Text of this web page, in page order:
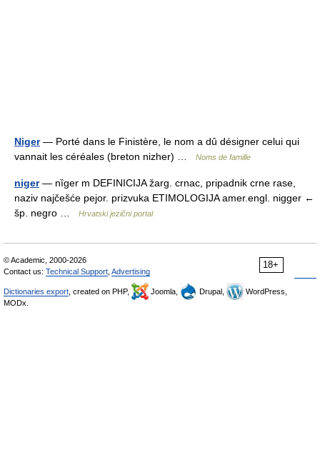
Niger— Porté dans le Finistère, le nom a dû désigner celui qui
vannait les céréales (breton nizher) …
Noms de famille
niger— nȉger m DEFINICIJA žarg. crnac, pripadnik crne rase,
naziv najčešće pejor. prizvuka ETIMOLOGIJA amer.engl. nigger ←
šp. negro …
Hrvatski jezični portal
18+
© Academic, 2000-2026
Contact us: Technical Support Advertising
Dictionaries export , created on PHP, Joomla, Drupal,
WordPress,
MODx.